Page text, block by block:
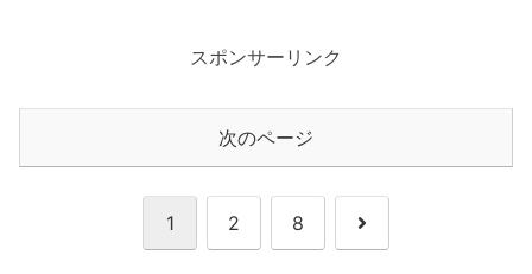
スポンサーリンク
次のページ
1 2 8 次